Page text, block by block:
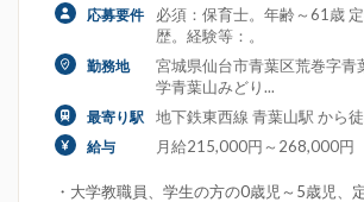
応募要件
必須：保育士。年齢～61歳
歴。経験等：。
勤務地
宮城県仙台市青葉区荒巻字
学青葉山みどり...
最寄り駅 地下鉄東西線 青葉山駅 から
給与 月給215,000円～268,000円
・大学教職員、学生の方の0歳児～5歳児、